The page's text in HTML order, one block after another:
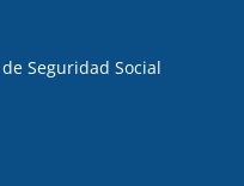
Seguridad Social